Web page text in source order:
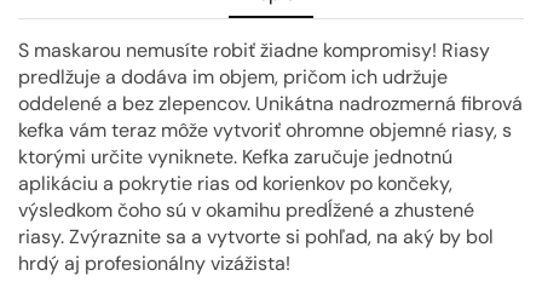
S maskarou nemusíte robiť žiadne kompromisy! Riasy
predlžuje a dodáva im objem, pričom ich udržuje
oddelené a bez zlepencov. Unikátna nadrozmerná fibrová
kefka vám teraz môže vytvoriť ohromne objemné riasy, s
ktorými určite vyniknete. Kefka zaručuje jednotnú
aplikáciu a pokrytie rias od korienkov po končeky,
výsledkom čoho sú v okamihu predĺžené a zhustené
riasy. Zvýraznite sa a vytvorte si pohľad, na aký by bol
hrdý aj profesionálny vizážista!